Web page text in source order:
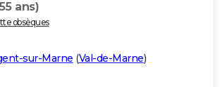
ans)
obsèques
sur-Marne (Val-de-Marne)